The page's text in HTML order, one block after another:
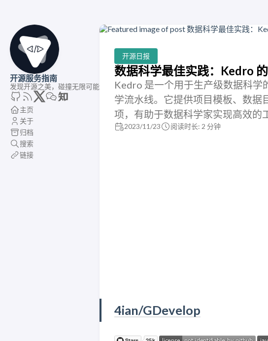
开源服务指南
发现开源之美，碰撞无限可能
主页
关于
归档
搜索
链接
开源日报
数据科学最佳实践：Kedro
Kedro 是一个用于生产级数据科学
学流水线。它提供项目模板、数据
项，有助于数据科学家实现高效的
2023/11/23 阅读时长: 2 分钟
4ian/GDevelop